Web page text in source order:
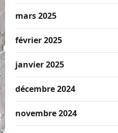
mars 2025
février 2025
janvier 2025
décembre 2024
novembre 2024